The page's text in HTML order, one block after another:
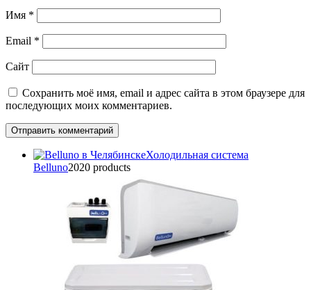
Имя *
Email *
Сайт
Сохранить моё имя, email и адрес сайта в этом браузере для
последующих моих комментариев.
Холодильная система
Belluno2020 products